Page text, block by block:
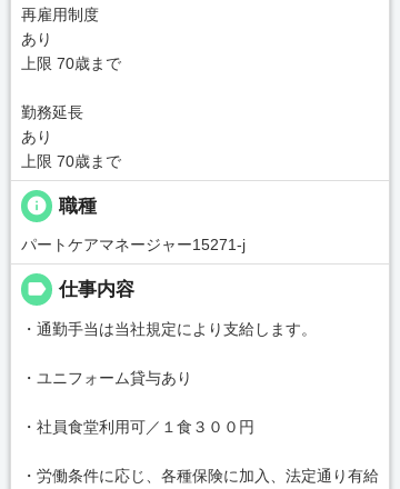
再雇用制度
あり
上限 70歳まで
勤務延長
あり
上限 70歳まで
info 職種
パートケアマネージャー15271-j
label 仕事内容
・通勤手当は当社規定により支給します。
・ユニフォーム貸与あり
・社員食堂利用可／１食３００円
・労働条件に応じ、各種保険に加入、法定通り有給